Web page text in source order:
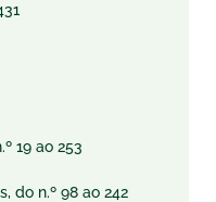
19 ao 253
do n.º 98 ao 242